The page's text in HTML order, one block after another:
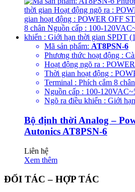
Mã sản phẩm: AT8PSN-6
Phương thức hoạt động :
Hoạt động ngõ ra :
Thời gian hoạt động :
Terminal : Phích cắm 8 chân
Nguồn cấp : 100-
Ngõ ra điều khiển : Giới
Bộ định thời Analog –
Autonics AT8PSN-6
Liên hệ
Xem thêm
ĐỐI TÁC – HỢP TÁC